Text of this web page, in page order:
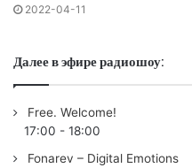
04Paul Oakenfold–
05 Bruno Oloviani & Mary
/Perfecto/
2022-04-11
Далее в эфире радиошоу:
Free. Welcome!
17:00 - 18:00
Fonarev – Digital Emotions